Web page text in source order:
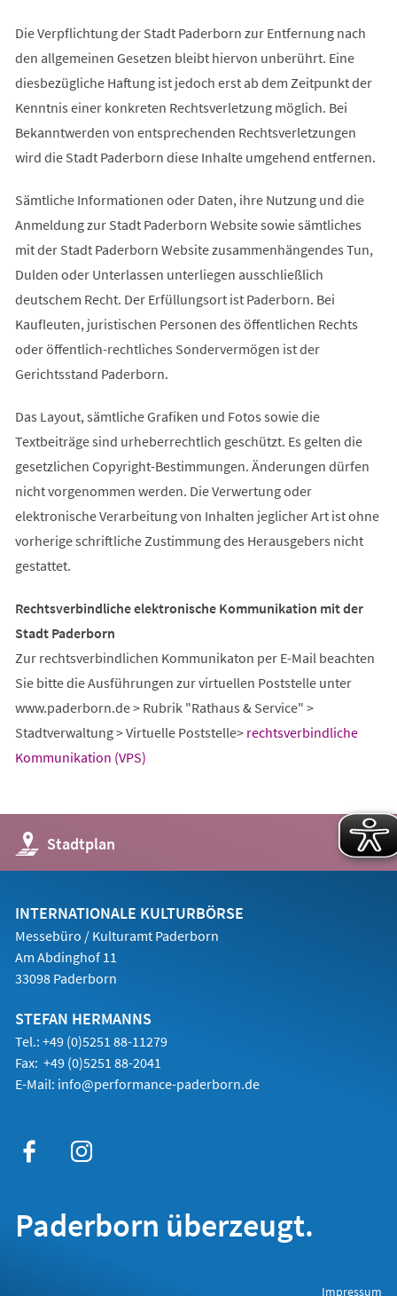
Die Verpflichtung der Stadt Paderborn zur Entfernung nach
den allgemeinen Gesetzen bleibt hiervon unberührt. Eine
diesbezügliche Haftung ist jedoch erst ab dem Zeitpunkt der
Kenntnis einer konkreten Rechtsverletzung möglich. Bei
Bekanntwerden von entsprechenden Rechtsverletzungen
wird die Stadt Paderborn diese Inhalte umgehend entfernen.
Sämtliche Informationen oder Daten, ihre Nutzung und die
Anmeldung zur Stadt Paderborn Website sowie sämtliches
mit der Stadt Paderborn Website zusammenhängendes Tun,
Dulden oder Unterlassen unterliegen ausschließlich
deutschem Recht. Der Erfüllungsort ist Paderborn. Bei
Kaufleuten, juristischen Personen des öffentlichen Rechts
oder öffentlich-rechtliches Sondervermögen ist der
Gerichtsstand Paderborn.
Das Layout, sämtliche Grafiken und Fotos sowie die
Textbeiträge sind urheberrechtlich geschützt. Es gelten die
gesetzlichen Copyright-Bestimmungen. Änderungen dürfen
nicht vorgenommen werden. Die Verwertung oder
elektronische Verarbeitung von Inhalten jeglicher Art ist ohne
vorherige schriftliche Zustimmung des Herausgebers nicht
gestattet.
Rechtsverbindliche elektronische Kommunikation mit der
Stadt Paderborn
Zur rechtsverbindlichen Kommunikaton per E-Mail beachten
Sie bitte die Ausführungen zur virtuellen Poststelle unter
www.paderborn.de > Rubrik "Rathaus & Service" >
Stadtverwaltung > Virtuelle Poststelle> rechtsverbindliche
Kommunikation (VPS)
Stadtplan
(Öffnet
in
einem
Tab)
INTERNATIONALE KULTURBÖRSE
Messebüro / Kulturamt Paderborn
Am Abdinghof 11
33098 Paderborn
STEFAN HERMANNS
Tel.: +49 (0)5251 88-11279
Fax: +49 (0)5251 88-2041
E-Mail: info@performance-paderborn.de
Paderborn überzeugt.
Impressum